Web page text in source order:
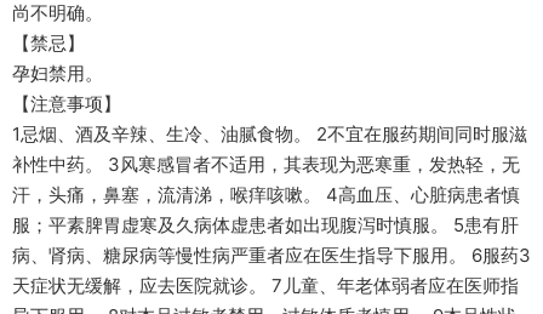
尚不明确。
【禁忌】
孕妇禁用。
【注意事项】
1忌烟、酒及辛辣、生冷、油腻食物。 2不宜在服药期间同时服滋
补性中药。 3风寒感冒者不适用，其表现为恶寒重，发热轻，无
汗，头痛，鼻塞，流清涕，喉痒咳嗽。 4高血压、心脏病患者慎
服；平素脾胃虚寒及久病体虚患者如出现腹泻时慎服。 5患有肝
病、肾病、糖尿病等慢性病严重者应在医生指导下服用。 6服药3
天症状无缓解，应去医院就诊。 7儿童、年老体弱者应在医师指